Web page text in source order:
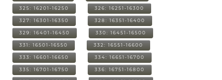
325: 16201-16250 326: 16251-16300
327: 16301-16350 328: 16351-16400
329: 16401-16450 330: 16451-16500
331: 16501-16550 332: 16551-16600
333: 16601-16650 334: 16651-16700
335: 16701-16750 336: 16751-16800